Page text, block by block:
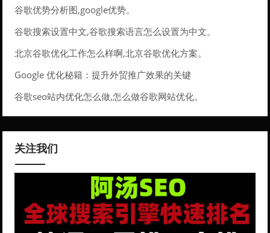
谷歌优势分析图,google优势。
谷歌搜索设置中文,谷歌搜索语言怎么设置为中文。
北京谷歌优化工作怎么样啊,北京谷歌优化方案。
Google 优化秘籍：提升外贸推广效果的关键
谷歌seo站内优化怎么做,怎么做谷歌网站优化。
关注我们